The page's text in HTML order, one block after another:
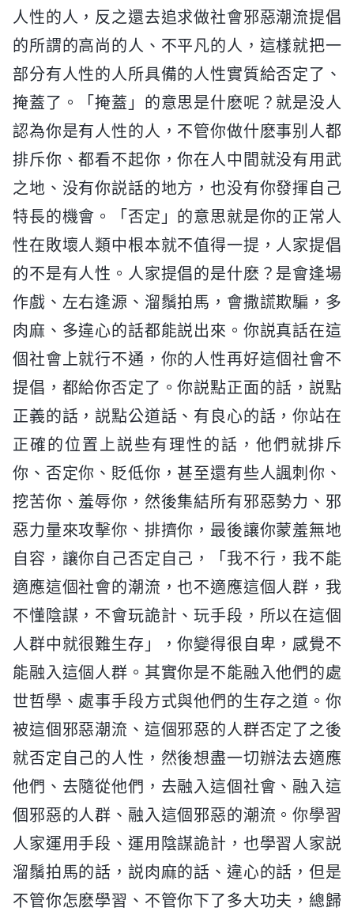
人性的人，反之還去追求做社會邪惡潮流提倡
的所謂的高尚的人、不平凡的人，這樣就把一
部分有人性的人所具備的人性實質給否定了、
掩蓋了。「掩蓋」的意思是什麽呢？就是没人
認為你是有人性的人，不管你做什麽事别人都
排斥你、都看不起你，你在人中間就没有用武
之地、没有你説話的地方，也没有你發揮自己
特長的機會。「否定」的意思就是你的正常人
性在敗壞人類中根本就不值得一提，人家提倡
的不是有人性。人家提倡的是什麽？是會逢場
作戲、左右逢源、溜鬚拍馬，會撒謊欺騙，多
肉麻、多違心的話都能説出來。你説真話在這
個社會上就行不通，你的人性再好這個社會不
提倡，都給你否定了。你説點正面的話，説點
正義的話，説點公道話、有良心的話，你站在
正確的位置上説些有理性的話，他們就排斥
你、否定你、貶低你，甚至還有些人諷刺你、
挖苦你、羞辱你，然後集結所有邪惡勢力、邪
惡力量來攻擊你、排擠你，最後讓你蒙羞無地
自容，讓你自己否定自己，「我不行，我不能
適應這個社會的潮流，也不適應這個人群，我
不懂陰謀，不會玩詭計、玩手段，所以在這個
人群中就很難生存」，你變得很自卑，感覺不
能融入這個人群。其實你是不能融入他們的處
世哲學、處事手段方式與他們的生存之道。你
被這個邪惡潮流、這個邪惡的人群否定了之後
就否定自己的人性，然後想盡一切辦法去適應
他們、去隨從他們，去融入這個社會、融入這
個邪惡的人群、融入這個邪惡的潮流。你學習
人家運用手段、運用陰謀詭計，也學習人家説
溜鬚拍馬的話，説肉麻的話、違心的話，但是
不管你怎麽學習、不管你下了多大功夫，總歸